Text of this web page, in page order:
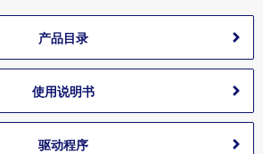
产品目录
使用说明书
驱动程序